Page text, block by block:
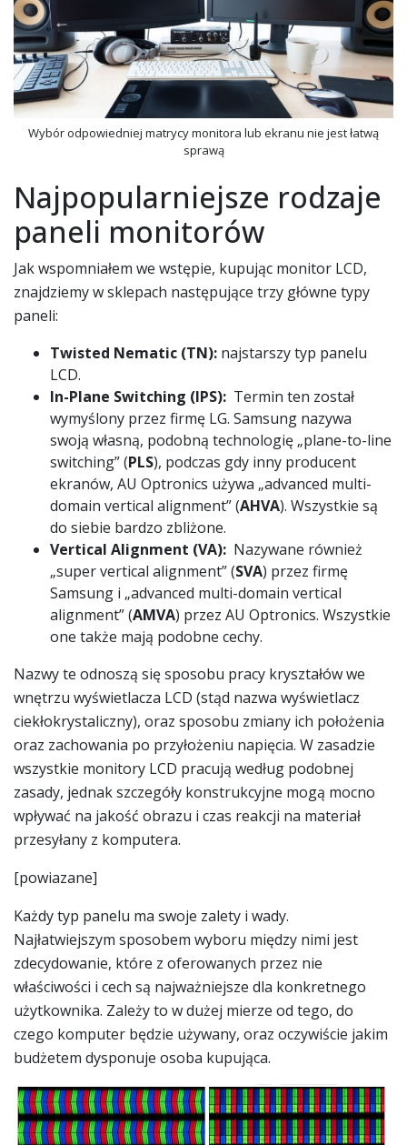
Wybór odpowiedniej matrycy monitora lub ekranu nie jest łatwą
sprawą
Najpopularniejsze rodzaje
paneli monitorów
Jak wspomniałem we wstępie, kupując monitor LCD,
znajdziemy w sklepach następujące trzy główne typy
paneli:
Twisted Nematic (TN): najstarszy typ panelu
LCD.
In-Plane Switching (IPS): Termin ten został
wymyślony przez firmę LG. Samsung nazywa
swoją własną, podobną technologię „plane-to-line
switching” (PLS), podczas gdy inny producent
ekranów, AU Optronics używa „advanced multi-
domain vertical alignment” (AHVA). Wszystkie są
do siebie bardzo zbliżone.
Vertical Alignment (VA): Nazywane również
„super vertical alignment” (SVA) przez firmę
Samsung i „advanced multi-domain vertical
alignment” (AMVA) przez AU Optronics. Wszystkie
one także mają podobne cechy.
Nazwy te odnoszą się sposobu pracy kryształów we
wnętrzu wyświetlacza LCD (stąd nazwa wyświetlacz
ciekłokrystaliczny), oraz sposobu zmiany ich położenia
oraz zachowania po przyłożeniu napięcia. W zasadzie
wszystkie monitory LCD pracują według podobnej
zasady, jednak szczegóły konstrukcyjne mogą mocno
wpływać na jakość obrazu i czas reakcji na materiał
przesyłany z komputera.
[powiazane]
Każdy typ panelu ma swoje zalety i wady.
Najłatwiejszym sposobem wyboru między nimi jest
zdecydowanie, które z oferowanych przez nie
właściwości i cech są najważniejsze dla konkretnego
użytkownika. Zależy to w dużej mierze od tego, do
czego komputer będzie używany, oraz oczywiście jakim
budżetem dysponuje osoba kupująca.